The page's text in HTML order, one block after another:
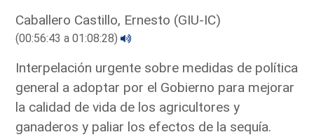
Caballero Castillo, Ernesto (GIU-IC)
(00:56:43 a 01:08:28)
Interpelación urgente sobre medidas de política
general a adoptar por el Gobierno para mejorar
la calidad de vida de los agricultores y
ganaderos y paliar los efectos de la sequía.